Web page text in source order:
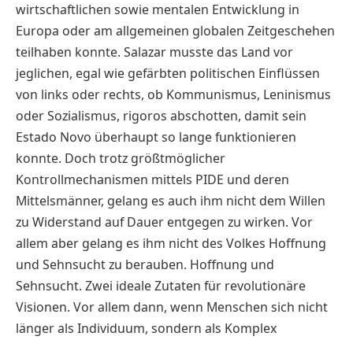
wirtschaftlichen sowie mentalen Entwicklung in
Europa oder am allgemeinen globalen Zeitgeschehen
teilhaben konnte. Salazar musste das Land vor
jeglichen, egal wie gefärbten politischen Einflüssen
von links oder rechts, ob Kommunismus, Leninismus
oder Sozialismus, rigoros abschotten, damit sein
Estado Novo überhaupt so lange funktionieren
konnte. Doch trotz größtmöglicher
Kontrollmechanismen mittels PIDE und deren
Mittelsmänner, gelang es auch ihm nicht dem Willen
zu Widerstand auf Dauer entgegen zu wirken. Vor
allem aber gelang es ihm nicht des Volkes Hoffnung
und Sehnsucht zu berauben. Hoffnung und
Sehnsucht. Zwei ideale Zutaten für revolutionäre
Visionen. Vor allem dann, wenn Menschen sich nicht
länger als Individuum, sondern als Komplex